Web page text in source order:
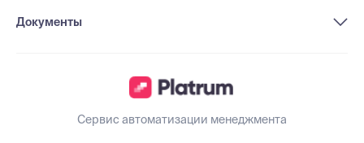
Сервис автоматизации менеджмента
Документы